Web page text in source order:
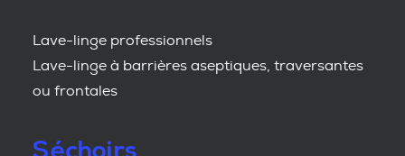
Lave-linge professionnels
Lave-linge à barrières aseptiques, traversantes
ou frontales